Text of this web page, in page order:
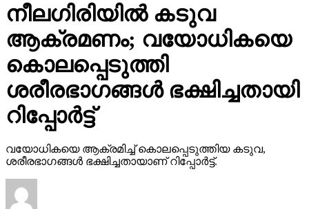
നീലഗിരിയില്‍ കടുവ
ആക്രമണം; വയോധികയെ
കൊലപ്പെടുത്തി
ശരീരഭാഗങ്ങള്‍ ഭക്ഷിച്ചതായി
റിപ്പോര്‍ട്ട്
വയോധികയെ ആക്രമിച്ച് കൊലപ്പെടുത്തിയ കടുവ,
ശരീരഭാഗങ്ങള്‍ ഭക്ഷിച്ചതായാണ് റിപ്പോര്‍ട്ട്.